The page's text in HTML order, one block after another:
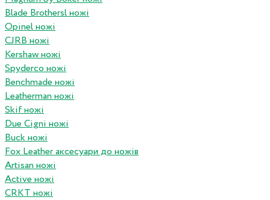
Blade Brothersl ножі
Opinel ножі
CJRB ножі
Kershaw ножі
Spyderco ножі
Benchmade ножі
Leatherman ножі
Skif ножі
Due Cigni ножі
Buck ножі
Fox Leather аксесуари до ножів
Artisan ножі
Active ножі
CRKT ножі